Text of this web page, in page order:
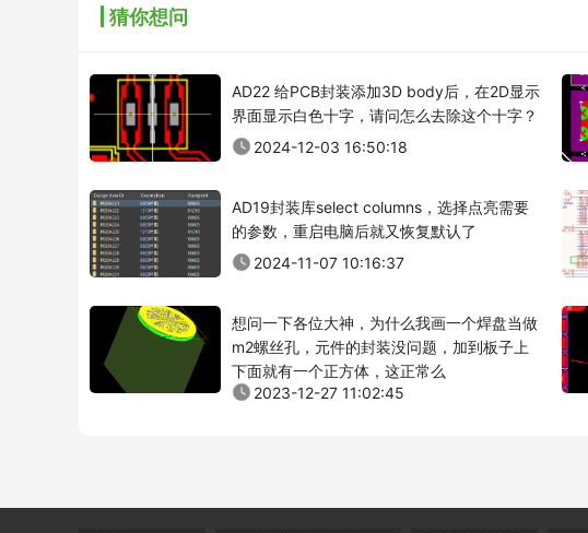
猜你想问
AD22 给PCB封装添加3D body后，在2D显示
界面显示白色十字，请问怎么去除这个十字？
2024-12-03 16:50:18
AD19封装库select columns，选择点亮需要
的参数，重启电脑后就又恢复默认了
2024-11-07 10:16:37
想问一下各位大神，为什么我画一个焊盘当做
m2螺丝孔，元件的封装没问题，加到板子上
下面就有一个正方体，这正常么
2023-12-27 11:02:45